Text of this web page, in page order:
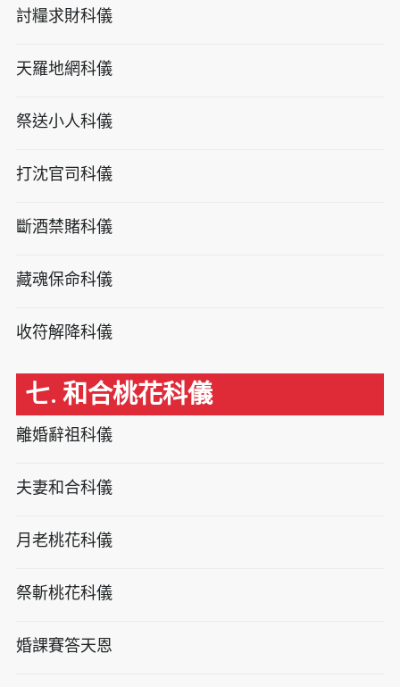
討糧求財科儀
天羅地網科儀
祭送小人科儀
打沈官司科儀
斷酒禁賭科儀
藏魂保命科儀
收符解降科儀
七. 和合桃花科儀
離婚辭祖科儀
夫妻和合科儀
月老桃花科儀
祭斬桃花科儀
婚課賽答天恩